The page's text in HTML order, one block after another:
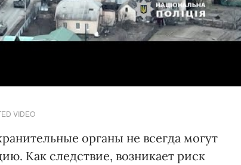
VIDEO
органы не всегда могут
Как следствие, возникает риск